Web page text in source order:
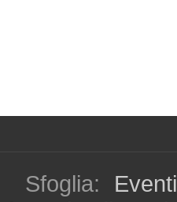
Sfoglia: Eventi